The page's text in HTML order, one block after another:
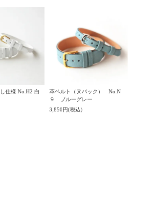
仕様 No.H2 白
革ベルト（ヌバック） No.N
９ ブルーグレー
3,850円(税込)